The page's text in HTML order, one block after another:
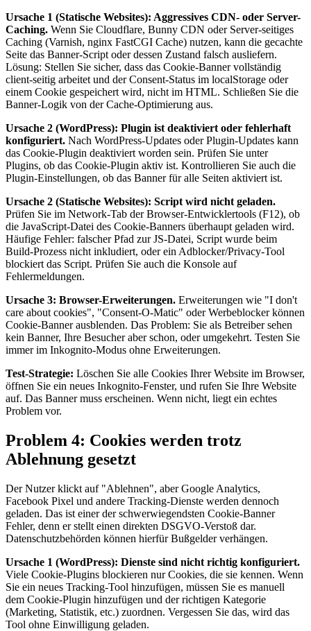
Ursache 1 (Statische Websites): Aggressives CDN- oder Server-
Caching. Wenn Sie Cloudflare, Bunny CDN oder Server-seitiges
Caching (Varnish, nginx FastCGI Cache) nutzen, kann die gecachte
Seite das Banner-Script oder dessen Zustand falsch ausliefern.
Lösung: Stellen Sie sicher, dass das Cookie-Banner vollständig
client-seitig arbeitet und der Consent-Status im localStorage oder
einem Cookie gespeichert wird, nicht im HTML. Schließen Sie die
Banner-Logik von der Cache-Optimierung aus.
Ursache 2 (WordPress): Plugin ist deaktiviert oder fehlerhaft
konfiguriert. Nach WordPress-Updates oder Plugin-Updates kann
das Cookie-Plugin deaktiviert worden sein. Prüfen Sie unter
Plugins, ob das Cookie-Plugin aktiv ist. Kontrollieren Sie auch die
Plugin-Einstellungen, ob das Banner für alle Seiten aktiviert ist.
Ursache 2 (Statische Websites): Script wird nicht geladen.
Prüfen Sie im Network-Tab der Browser-Entwicklertools (F12), ob
die JavaScript-Datei des Cookie-Banners überhaupt geladen wird.
Häufige Fehler: falscher Pfad zur JS-Datei, Script wurde beim
Build-Prozess nicht inkludiert, oder ein Adblocker/Privacy-Tool
blockiert das Script. Prüfen Sie auch die Konsole auf
Fehlermeldungen.
Ursache 3: Browser-Erweiterungen. Erweiterungen wie "I don't
care about cookies", "Consent-O-Matic" oder Werbeblocker können
Cookie-Banner ausblenden. Das Problem: Sie als Betreiber sehen
kein Banner, Ihre Besucher aber schon, oder umgekehrt. Testen Sie
immer im Inkognito-Modus ohne Erweiterungen.
Test-Strategie: Löschen Sie alle Cookies Ihrer Website im Browser,
öffnen Sie ein neues Inkognito-Fenster, und rufen Sie Ihre Website
auf. Das Banner muss erscheinen. Wenn nicht, liegt ein echtes
Problem vor.
Problem 4: Cookies werden trotz
Ablehnung gesetzt
Der Nutzer klickt auf "Ablehnen", aber Google Analytics,
Facebook Pixel und andere Tracking-Dienste werden dennoch
geladen. Das ist einer der schwerwiegendsten Cookie-Banner
Fehler, denn er stellt einen direkten DSGVO-Verstoß dar.
Datenschutzbehörden können hierfür Bußgelder verhängen.
Ursache 1 (WordPress): Dienste sind nicht richtig konfiguriert.
Viele Cookie-Plugins blockieren nur Cookies, die sie kennen. Wenn
Sie ein neues Tracking-Tool hinzufügen, müssen Sie es manuell
dem Cookie-Plugin hinzufügen und der richtigen Kategorie
(Marketing, Statistik, etc.) zuordnen. Vergessen Sie das, wird das
Tool ohne Einwilligung geladen.